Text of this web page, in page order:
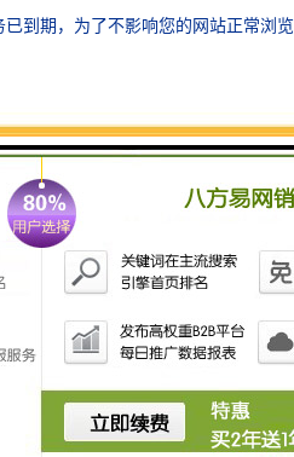
流服务的专业性、可靠性和效率提
终致力于为客户提供全方位、一站式
风险保障等多个环节，需要综合运
操作能力，还需要对各国文化差异
展，国际物流行业也在不断创新服